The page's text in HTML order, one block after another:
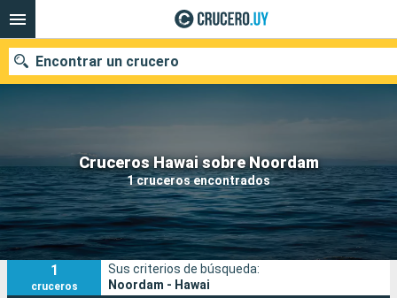
Cruceros Hawai sobre Noordam
1 cruceros encontrados
Encontrar un crucero
Nuestros destinos
Fecha de salida
Puertos Compañías
1
cruceros
Sus criterios de búsqueda:
Noordam - Hawai